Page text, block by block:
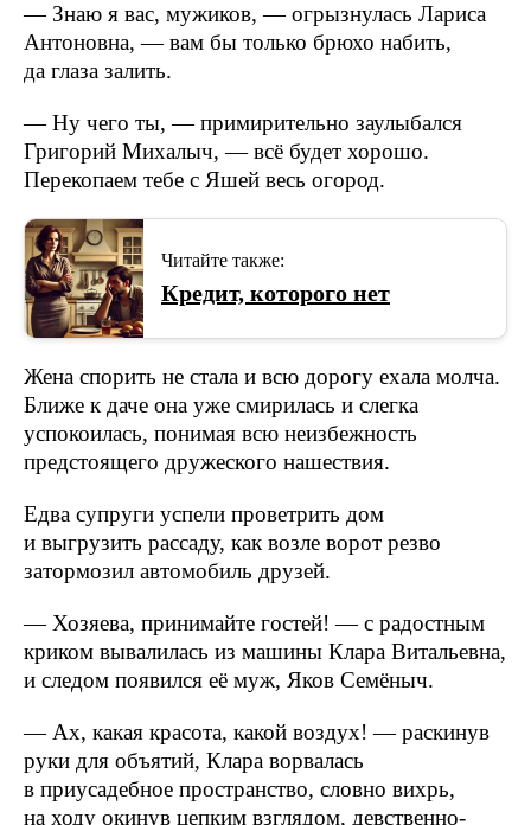
— Знаю я вас, мужиков, — огрызнулась Лариса
Антоновна, — вам бы только брюхо набить,
да глаза залить.
— Ну чего ты, — примирительно заулыбался
Григорий Михалыч, — всё будет хорошо.
Перекопаем тебе с Яшей весь огород.
Читайте также:
Кредит, которого нет
Жена спорить не стала и всю дорогу ехала молча.
Ближе к даче она уже смирилась и слегка
успокоилась, понимая всю неизбежность
предстоящего дружеского нашествия.
Едва супруги успели проветрить дом
и выгрузить рассаду, как возле ворот резво
затормозил автомобиль друзей.
— Хозяева, принимайте гостей! — с радостным
криком вывалилась из машины Клара Витальевна,
и следом появился её муж, Яков Семёныч.
— Ах, какая красота, какой воздух! — раскинув
руки для объятий, Клара ворвалась
в приусадебное пространство, словно вихрь,
на ходу окинув цепким взглядом, девственно-